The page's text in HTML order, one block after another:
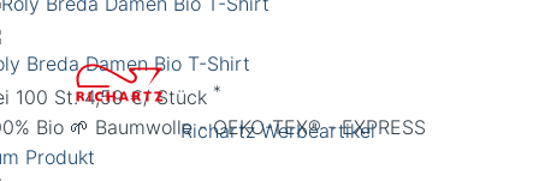
Richartz Werbeartikel
Breda Damen Bio T-Shirt
100 St. 4,59 €/ Stück *
Bio 🌱 Baumwolle - OEKO-TEX® - EXPRESS
Produkt